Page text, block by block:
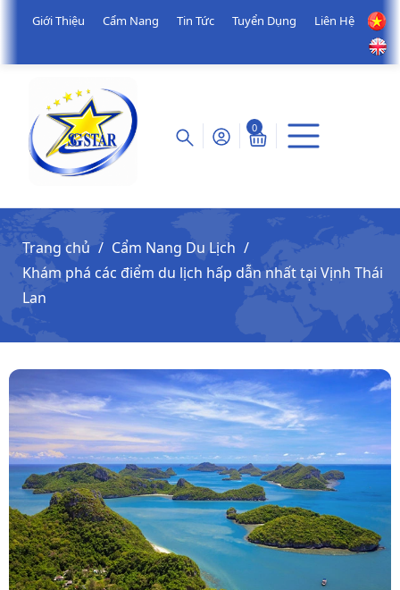
Giới Thiệu Cẩm Nang Tin Tức Tuyển Dụng Liên Hệ
0
Trang chủ
Cẩm Nang Du Lịch
Khám phá các điểm du lịch hấp dẫn nhất tại Vịnh Thái
Lan